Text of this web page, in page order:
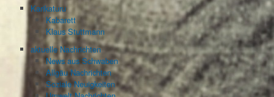
Karikaturu
Kabarett
Klaus Stuttmann
aktuelle Nachrichten
News aus Schwaben
Allgäu Nachrichten
Soziale Neuigkeiten